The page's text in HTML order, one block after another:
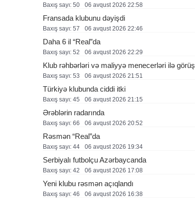
Baxış sayı: 50 06 avqust 2026 22:58
Fransada klubunu dəyişdi
Baxış sayı: 57 06 avqust 2026 22:46
Daha 6 il “Real”da
Baxış sayı: 52 06 avqust 2026 22:29
Klub rəhbərləri və maliyyə menecerləri ilə görüş
Baxış sayı: 53 06 avqust 2026 21:51
Türkiyə klubunda ciddi itki
Baxış sayı: 45 06 avqust 2026 21:15
Ərəblərin radarında
Baxış sayı: 66 06 avqust 2026 20:52
Rəsmən “Real”da
Baxış sayı: 44 06 avqust 2026 19:34
Serbiyalı futbolçu Azərbaycanda
Baxış sayı: 42 06 avqust 2026 17:08
Yeni klubu rəsmən açıqlandı
Baxış sayı: 46 06 avqust 2026 16:38